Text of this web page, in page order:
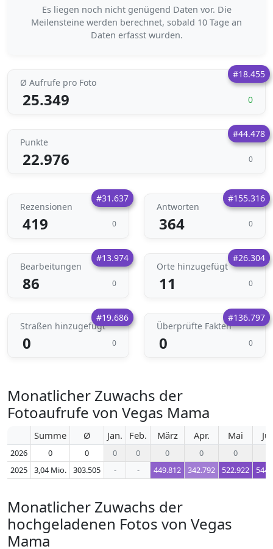
Es liegen noch nicht genügend Daten vor. Die
Meilensteine werden berechnet, sobald 10 Tage an
Daten erfasst wurden.
#18.455
Ø Aufrufe pro Foto
25.349 0
#44.478
Punkte
22.976 0
#31.637
Rezensionen
419 0
#155.316
Antworten
364 0
#13.974
Bearbeitungen
86 0
#26.304
Orte hinzugefügt
11 0
#19.686
Straßen hinzugefügt
0 0
#136.797
Überprüfte Fakten
0 0
Monatlicher Zuwachs der
Fotoaufrufe von Vegas Mama
Summe Ø Jan. Feb. März Apr. Mai
2026 0 0 0 0 0 0 0
2025
3,04 Mio. 303.505 - - 449.812 342.792 522.922
Monatlicher Zuwachs der
hochgeladenen Fotos von Vegas
Mama